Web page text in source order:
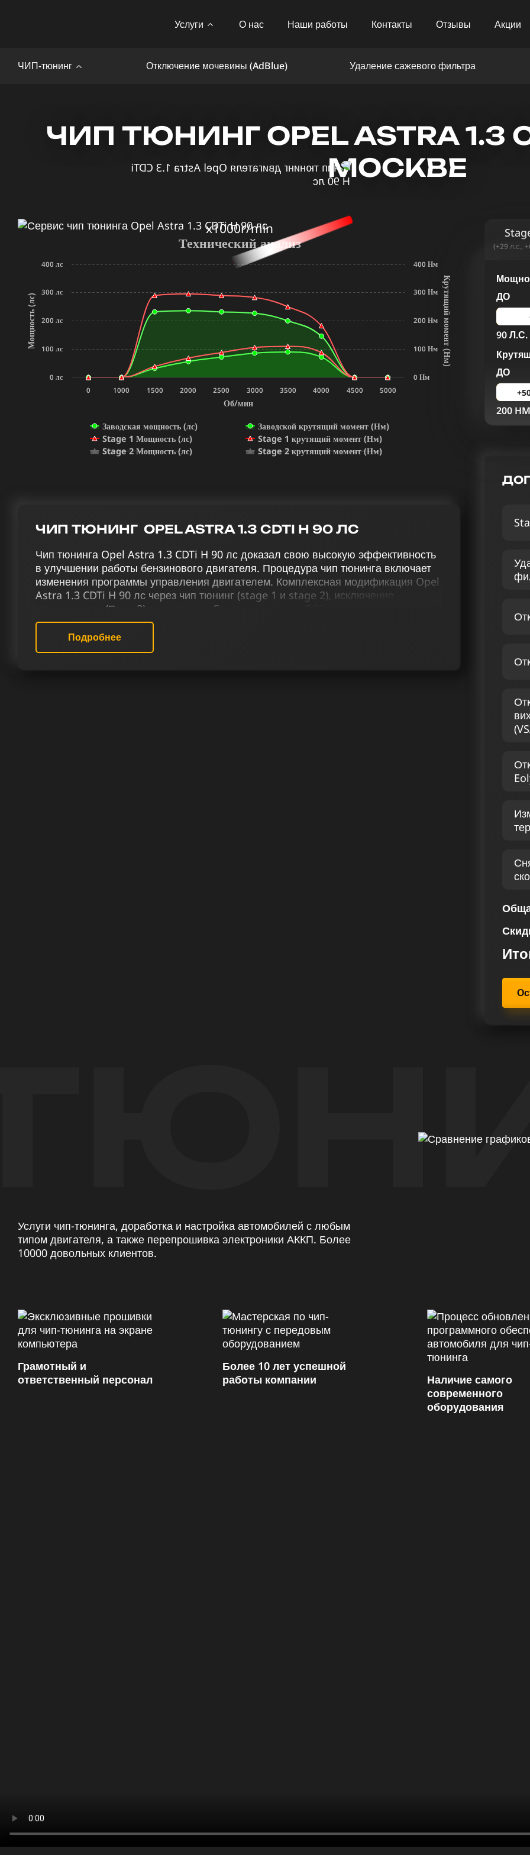
Услуги О нас Наши работы Контакты Отзывы Акции
ЧИП-тюнинг Отключение мочевины (AdBlue) Удаление сажевого фильтра
ЧИП ТЮНИНГ OPEL ASTRA 1.3
МОСКВЕ
x1000r/min
Об/мин
Мощность (лс) К
р
у
т
я
щ
и
й
м
о
м
е
н
т
(
Н
м
)
Технический анализ
Заводская мощность (лс)
Заводской крутящий момент (Нм)
Stage 1 Мощность (лс)
Stage 1 крутящий момент (Нм)
Stage 2 Мощность (лс)
Stage 2 крутящий момент (Нм)
0 1000 1500 2000 2500 3000 3500 4000 4500 5000
0 лс
100 лс
200 лс
300 лс
400 лс
0 Нм
100 Нм
200 Нм
300 Нм
400 Нм
ЧИП ТЮНИНГ OPEL ASTRA 1.3 CDTI H 90 ЛС
Чип тюнинга Opel Astra 1.3 CDTi H 90 лс доказал свою высокую эффективность
в улучшении работы бензинового двигателя. Процедура чип тюнинга включает
изменения программы управления двигателем. Комплексная модификация Opel
Astra 1.3 CDTi H 90 лс через чип тюнинг (stage 1 и stage 2), исключение
катализатора (Евро-2), отключение Evap, отключение EGR, активирование звука
отстрелов, деактивация вихревых заслонок, перенастройка терморегулирования
и снятие ограничения скорости (Speedlimit) приводит к повышению его
производительности и эффективности управления.
Подробнее
(+29 л.с.,
ДО
90 Л.С.
ДО
200 HM
Услуги чип-тюнинга, доработка и настройка автомобилей с любым
типом двигателя, а также перепрошивка электроники АККП. Более
10000 довольных клиентов.
Грамотный и
ответственный персонал
Более 10 лет успешной
работы компании
Наличие самого
современного
оборудования